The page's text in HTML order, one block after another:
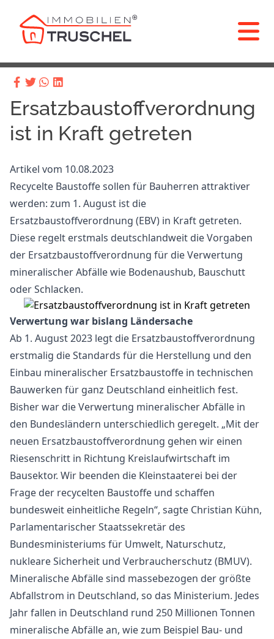
Ersatzbaustoffverordnung
ist in Kraft getreten
Artikel vom 10.08.2023
Recycelte Baustoffe sollen für Bauherren attraktiver
werden: zum 1. August ist die
Ersatzbaustoffverordnung (EBV) in Kraft getreten.
Diese regelt erstmals deutschlandweit die Vorgaben
der Ersatzbaustoffverordnung für die Verwertung
mineralischer Abfälle wie Bodenaushub, Bauschutt
oder Schlacken.
Verwertung war bislang Ländersache
Ab 1. August 2023 legt die Ersatzbaustoffverordnung
erstmalig die Standards für die Herstellung und den
Einbau mineralischer Ersatzbaustoffe in technischen
Bauwerken für ganz Deutschland einheitlich fest.
Bisher war die Verwertung mineralischer Abfälle in
den Bundesländern unterschiedlich geregelt. „Mit der
neuen Ersatzbaustoffverordnung gehen wir einen
Riesenschritt in Richtung Kreislaufwirtschaft im
Bausektor. Wir beenden die Kleinstaaterei bei der
Frage der recycelten Baustoffe und schaffen
bundesweit einheitliche Regeln“, sagte Christian Kühn,
Parlamentarischer Staatssekretär des
Bundesministeriums für Umwelt, Naturschutz,
nukleare Sicherheit und Verbraucherschutz (BMUV).
Mineralische Abfälle sind massebezogen der größte
Abfallstrom in Deutschland, so das Ministerium. Jedes
Jahr fallen in Deutschland rund 250 Millionen Tonnen
mineralische Abfälle an, wie zum Beispiel Bau- und